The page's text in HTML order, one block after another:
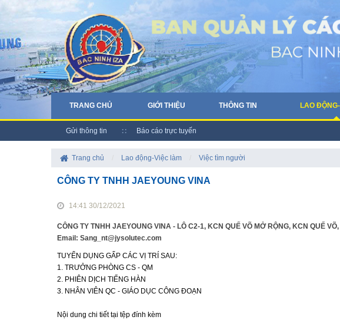
TRANG CHỦ GIỚI THIỆU THÔNG TIN LAO
Gửi thông tin Báo cáo trực tuyến
Trang chủ Lao động-Việc làm Việc tìm người
CÔNG TY TNHH JAEYOUNG VINA
14:41 30/12/2021
CÔNG TY TNHH JAEYOUNG VINA - LÔ C2-1, KCN QUẾ VÕ MỞ RỘNG, KCN QUẾ
Email: Sang_nt@jysolutec.com
TUYỂN DỤNG GẤP CÁC VỊ TRÍ SAU:
1. TRƯỞNG PHÒNG CS - QM
2. PHIÊN DỊCH TIẾNG HÀN
3. NHÂN VIÊN QC - GIÁO DỤC CÔNG ĐOẠN
Nội dung chi tiết tại tệp đính kèm